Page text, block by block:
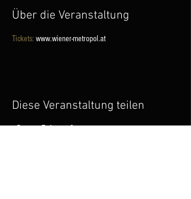
Über die Veranstaltung
Tickets: www.wiener-metropol.at
Diese Veranstaltung teilen